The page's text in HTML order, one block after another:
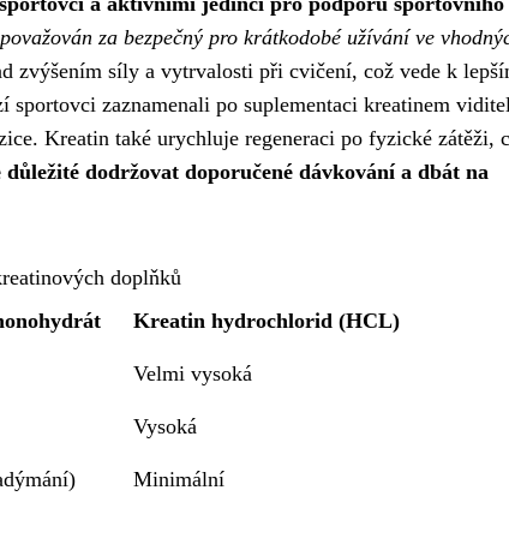
za bezpečný pro krátkodobé užívání ve
zvýšením síly a vytrvalosti při cvičení, což vede k
zaznamenali po suplementaci kreatinem
Kreatin také urychluje regeneraci po fyzické zátěži,
důležité dodržovat doporučené dávkování a dbát na
doplňků
Kreatin hydrochlorid (HCL)
Velmi vysoká
Vysoká
Minimální